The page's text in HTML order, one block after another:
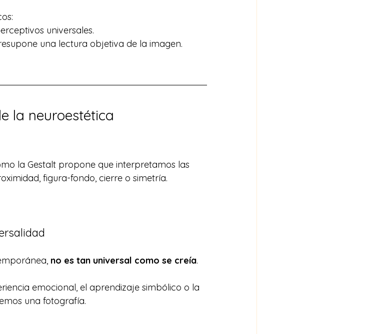
universales.
una lectura objetiva de la imagen.
la neuroestética
la Gestalt propone que interpretamos las
figura-fondo, cierre o simetría.
no es tan universal como se creía.
emocional, el aprendizaje simbólico o la
una fotografía.